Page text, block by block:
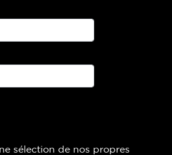
sélection de nos propres